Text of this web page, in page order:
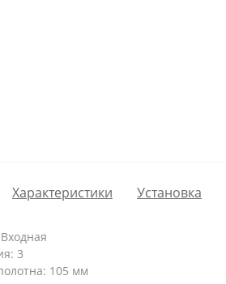
Характеристики Установка
3
105 мм